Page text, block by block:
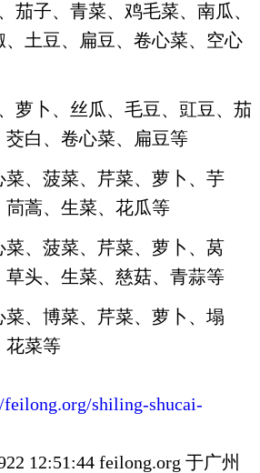
茄子、青菜、鸡毛菜、南瓜、
、土豆、扁豆、卷心菜、空心
萝卜、丝瓜、毛豆、豇豆、茄
白、卷心菜、扁豆等
菜、菠菜、芹菜、萝卜、芋
蒿、生菜、花瓜等
菜、菠菜、芹菜、萝卜、莴
头、生菜、慈菇、青蒜等
菜、博菜、芹菜、萝卜、塌
花菜等
shiling-shucai-
12:51:44 feilong.org 于广州